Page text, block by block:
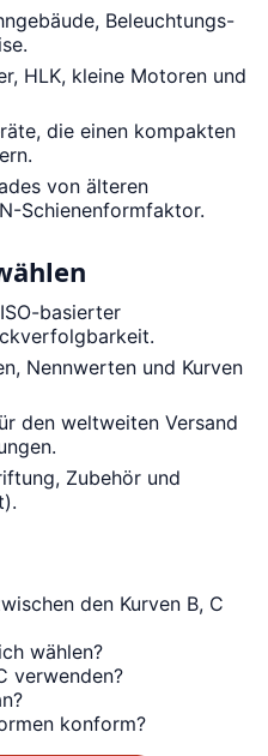
Beleuchtungs-
HLK, kleine Motoren und
die einen kompakten
von älteren
Schienenformfaktor.
basierter
Nennwerten und Kurven
den weltweiten Versand
Zubehör und
den Kurven B, C
wählen?
verwenden?
konform?